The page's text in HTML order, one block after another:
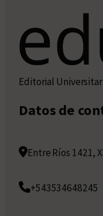
Editorial
Datos de
Entre Ríos 1421,
+543534648245